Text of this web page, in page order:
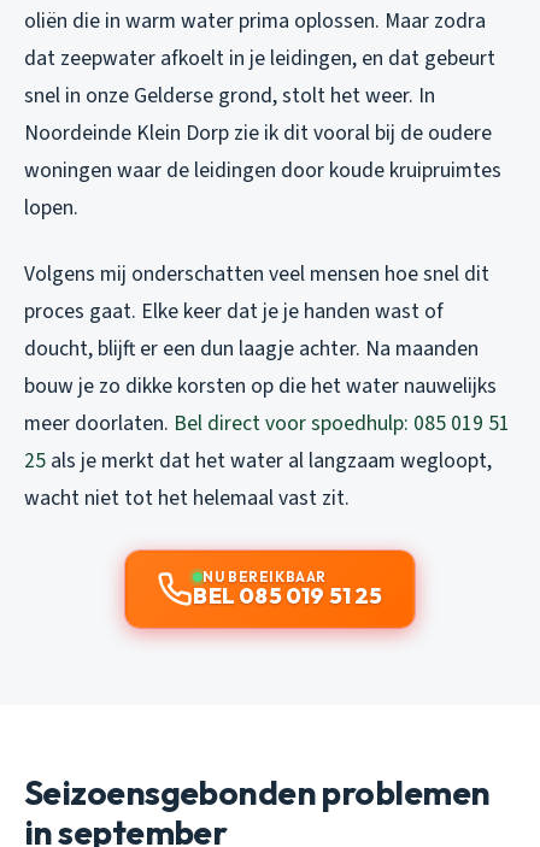
oliën die in warm water prima oplossen. Maar zodra
dat zeepwater afkoelt in je leidingen, en dat gebeurt
snel in onze Gelderse grond, stolt het weer. In
Noordeinde Klein Dorp zie ik dit vooral bij de oudere
woningen waar de leidingen door koude kruipruimtes
lopen.
Volgens mij onderschatten veel mensen hoe snel dit
proces gaat. Elke keer dat je je handen wast of
doucht, blijft er een dun laagje achter. Na maanden
bouw je zo dikke korsten op die het water nauwelijks
meer doorlaten. Bel direct voor spoedhulp: 085 019 51
25 als je merkt dat het water al langzaam wegloopt,
wacht niet tot het helemaal vast zit.
NU BEREIKBAAR
BEL 085 019 51 25
Seizoensgebonden problemen
in september